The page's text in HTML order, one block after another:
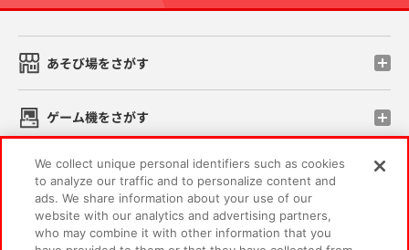
あそび場をさがす
ゲーム機をさがす
スマホ・PCであそぶ
イベント・キャンペーン
We collect unique personal identifiers such as cookies
to analyze our traffic and to personalize content and
ads. We share information about your use of our
website with our analytics and advertising partners,
who may combine it with other information that you